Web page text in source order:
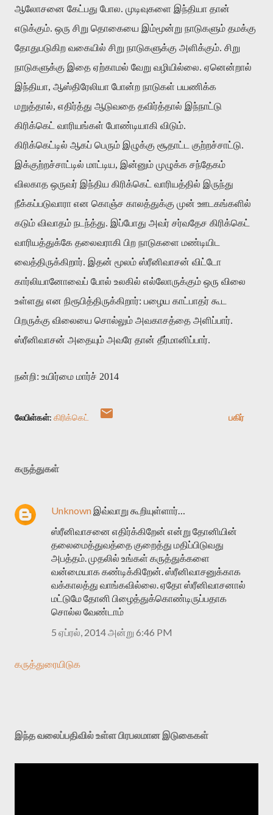
ஆலோசனை கேட்பது போல. முடிவுகளை இந்தியா தான்
எடுக்கும். ஒரு சிறு தொகையை இம்மூன்று நாடுகளும் தமக்கு
தோதுபடுகிற வகையில் சிறு நாடுகளுக்கு அளிக்கும். சிறு
நாடுகளுக்கு இதை ஏற்காமல் வேறு வழியில்லை. ஏனென்றால்
இந்தியா, ஆஸ்திரேலியா போன்ற நாடுகள் பயணிக்க
மறுத்தால், எதிர்த்து ஆடுவதை தவிர்த்தால் இந்நாட்டு
கிரிக்கெட் வாரியங்கள் போண்டியாகி விடும்.
கிரிக்கெட்டில் ஆகப் பெரும் இழுக்கு சூதாட்ட குற்றச்சாட்டு.
இக்குற்றச்சாட்டில் மாட்டிய, இன்னும் முழுக்க சந்தேகம்
விலகாத ஒருவர் இந்திய கிரிக்கெட் வாரியத்தில் இருந்து
நீக்கப்படுவாரா என கொஞ்ச காலத்துக்கு முன் ஊடகங்களில்
கடும் விவாதம் நடந்த்து. இப்போது அவர் சர்வதேச கிரிக்கெட்
வாரியத்துக்கே தலைவராகி பிற நாடுகளை மண்டியிட
வைத்திருக்கிறார். இதன் மூலம் ஸ்ரீனிவாசன் விட்டோ
கார்லியானோவைப் போல் உலகில் எல்லோருக்கும் ஒரு விலை
உள்ளது என நிரூபித்திருக்கிறார்: பழைய காட்பாதர் கூட
பிறருக்கு விலையை சொல்லும் அவகாசத்தை அளிப்பார்.
ஸ்ரீனிவாசன் அதையும் அவரே தான் தீர்மானிப்பார்.
நன்றி: உயிர்மை மார்ச் 2014
லேபிள்கள்: கிரிக்கெட் பகிர்
கருத்துகள்
Unknown இவ்வாறு கூறியுள்ளார்…
ஸ்ரீனிவாசனை எதிர்க்கிறேன் என்று தோனியின்
தலைமைத்துவத்தை குறைத்து மதிப்பிடுவது
அபத்தம். முதலில் உங்கள் கருத்துக்களை
வன்மையாக கண்டிக்கிறேன். ஸ்ரீனிவாசனுக்காக
வக்காலத்து வாங்கவில்லை. ஏதோ ஸ்ரீனிவாசனால்
மட்டுமே தோனி பிழைத்துக்கொண்டிருப்பதாக
சொல்ல வேண்டாம்
5 ஏப்ரல், 2014 அன்று 6:46 PM
கருத்துரையிடுக
இந்த வலைப்பதிவில் உள்ள பிரபலமான இடுகைகள்